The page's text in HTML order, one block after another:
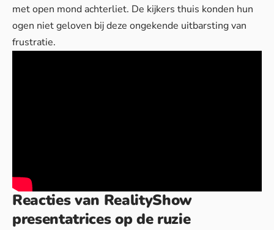
met open mond achterliet. De kijkers thuis konden hun
ogen niet geloven bij deze ongekende uitbarsting van
frustratie.
Reacties van RealityShow
presentatrices op de ruzie